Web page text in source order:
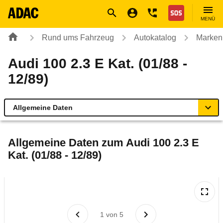
Nothilfe
MENÜ
Rund ums Fahrzeug Autokatalog
Audi 100 2.3 E Kat. (01/88 -
12/89)
Allgemeine Daten
Technische Daten
Rückrufe & Mängel
Allgemeine Daten zum Audi 100 2.3 E
Kat. (01/88 - 12/89)
1 von 5